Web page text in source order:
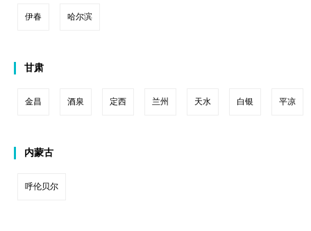
伊春 哈尔滨
甘肃
金昌 酒泉 定西 兰州 天水 白银 平凉
内蒙古
呼伦贝尔